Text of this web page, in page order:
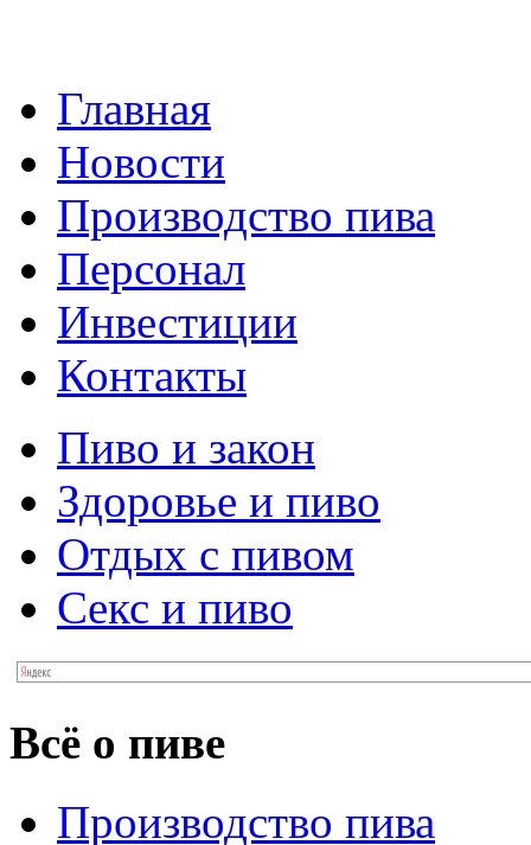
Главная
Новости
Производство пива
Персонал
Инвестиции
Контакты
Пиво и закон
Здоровье и пиво
Отдых с пивом
Секс и пиво
Всё о пиве
Производство пива